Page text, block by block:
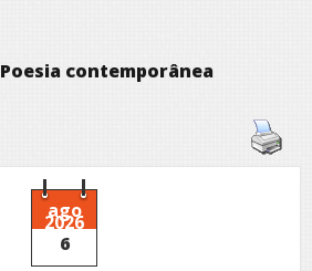
Poesia contemporânea
ago
2026
6